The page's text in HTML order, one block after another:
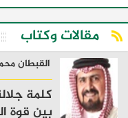
مقالات وكتاب
القبطان
كلمة
بين قوة